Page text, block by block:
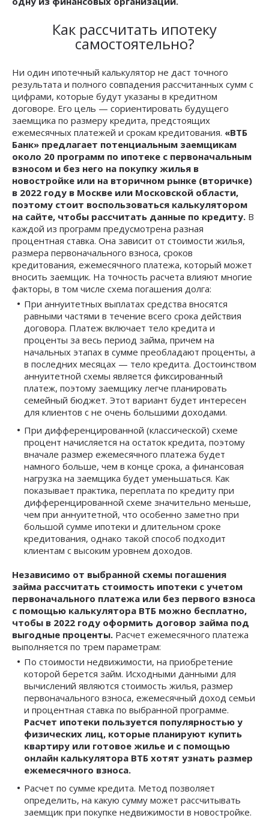
Как рассчитать ипотеку
самостоятельно?
Ни один ипотечный калькулятор не даст точного
результата и полного совпадения рассчитанных сумм с
цифрами, которые будут указаны в кредитном
договоре. Его цель — сориентировать будущего
заемщика по размеру кредита, предстоящих
ежемесячных платежей и срокам кредитования. «ВТБ
Банк» предлагает потенциальным заемщикам
около 20 программ по ипотеке с первоначальным
взносом и без него на покупку жилья в
новостройке или на вторичном рынке (вторичке)
в 2022 году в Москве или Московской области,
поэтому стоит воспользоваться калькулятором
на сайте, чтобы рассчитать данные по кредиту. В
каждой из программ предусмотрена разная
процентная ставка. Она зависит от стоимости жилья,
размера первоначального взноса, сроков
кредитования, ежемесячного платежа, который может
вносить заемщик. На точность расчета влияют многие
факторы, в том числе схема погашения долга:
При аннуитетных выплатах средства вносятся
равными частями в течение всего срока действия
договора. Платеж включает тело кредита и
проценты за весь период займа, причем на
начальных этапах в сумме преобладают проценты, а
в последних месяцах — тело кредита. Достоинством
аннуитетной схемы является фиксированный
платеж, поэтому заемщику легче планировать
семейный бюджет. Этот вариант будет интересен
для клиентов с не очень большими доходами.
При дифференцированной (классической) схеме
процент начисляется на остаток кредита, поэтому
вначале размер ежемесячного платежа будет
намного больше, чем в конце срока, а финансовая
нагрузка на заемщика будет уменьшаться. Как
показывает практика, переплата по кредиту при
дифференцированной схеме значительно меньше,
чем при аннуитетной, что особенно заметно при
большой сумме ипотеки и длительном сроке
кредитования, однако такой способ подходит
клиентам с высоким уровнем доходов.
Независимо от выбранной схемы погашения
займа рассчитать стоимость ипотеки с учетом
первоначального платежа или без первого взноса
с помощью калькулятора ВТБ можно бесплатно,
чтобы в 2022 году оформить договор займа под
выгодные проценты. Расчет ежемесячного платежа
выполняется по трем параметрам:
По стоимости недвижимости, на приобретение
которой берется займ. Исходными данными для
вычислений являются стоимость жилья, размер
первоначального взноса, ежемесячный доход семьи
и процентная ставка по выбранной программе.
Расчет ипотеки пользуется популярностью у
физических лиц, которые планируют купить
квартиру или готовое жилье и с помощью
онлайн калькулятора ВТБ хотят узнать размер
ежемесячного взноса.
Расчет по сумме кредита. Метод позволяет
определить, на какую сумму может рассчитывать
заемщик при покупке недвижимости в новостройке.